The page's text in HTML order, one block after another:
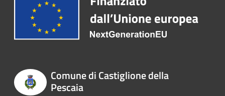
Comune di Castiglione della
Pescaia